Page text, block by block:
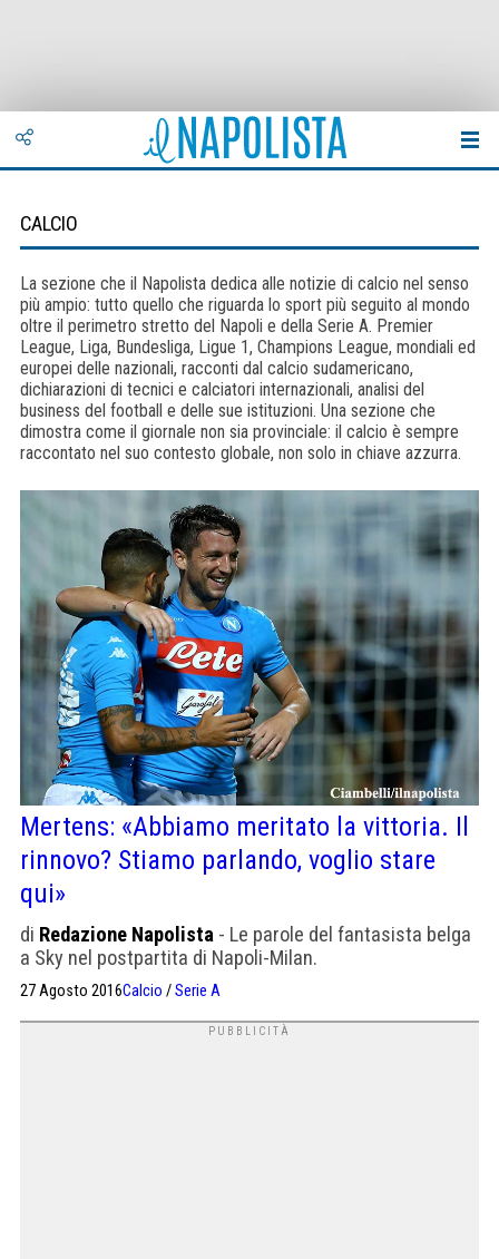
CALCIO
La sezione che il Napolista dedica alle notizie di calcio nel senso
più ampio: tutto quello che riguarda lo sport più seguito al mondo
oltre il perimetro stretto del Napoli e della Serie A. Premier
League, Liga, Bundesliga, Ligue 1, Champions League, mondiali ed
europei delle nazionali, racconti dal calcio sudamericano,
dichiarazioni di tecnici e calciatori internazionali, analisi del
business del football e delle sue istituzioni. Una sezione che
dimostra come il giornale non sia provinciale: il calcio è sempre
raccontato nel suo contesto globale, non solo in chiave azzurra.
Mertens: «Abbiamo meritato la vittoria. Il
rinnovo? Stiamo parlando, voglio stare
qui»
di Redazione Napolista - Le parole del fantasista belga
a Sky nel postpartita di Napoli-Milan.
27 Agosto 2016Calcio /Serie A